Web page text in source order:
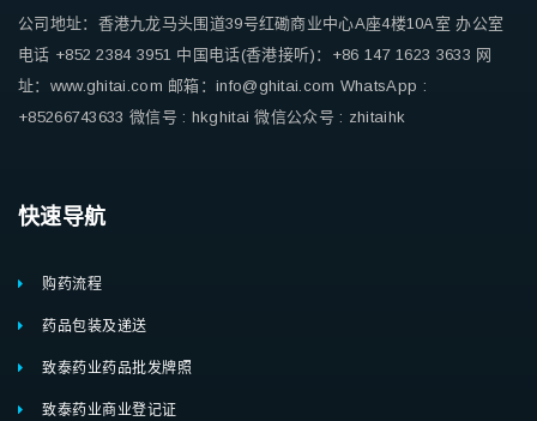
公司地址：香港九龙马头围道39号红磡商业中心A座4楼10A室 办公室
电话 +852 2384 3951 中国电话(香港接听)：+86 147 1623 3633 网
址：www.ghitai.com 邮箱：info@ghitai.com WhatsApp :
+85266743633 微信号 : hkghitai 微信公众号 : zhitaihk
快速导航
购药流程
药品包装及递送
致泰药业药品批发牌照
致泰药业商业登记证